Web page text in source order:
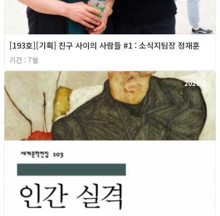
[193호][기획] 친구 사이의 사람들 #1 : 소식지팀장 정재훈
기간 : 7월
2026년